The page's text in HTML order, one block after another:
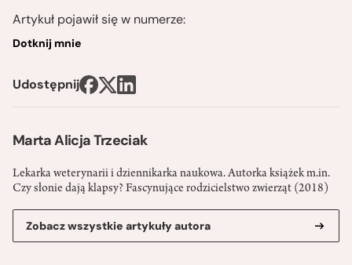
Marta Alicja Trzeciak
Lekarka weterynarii i dziennikarka naukowa. Autorka książek m.in.
Czy słonie dają klapsy? Fascynujące rodzicielstwo zwierząt (2018)
Zobacz wszystkie artykuły autora
Artykuł pojawił się w numerze:
Dotknij mnie
Udostępnij